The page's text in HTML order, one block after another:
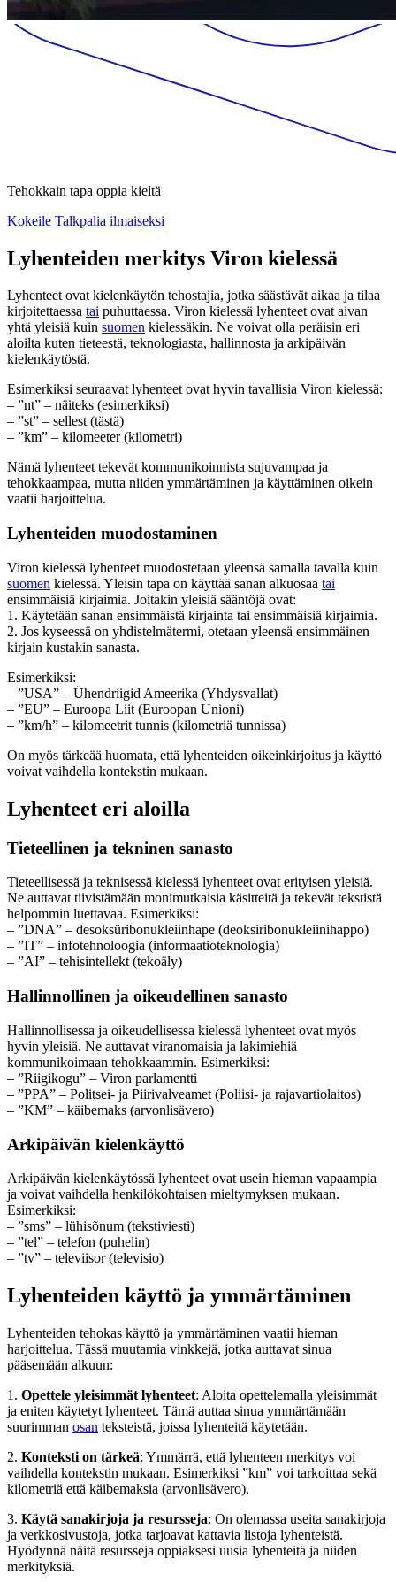
Tehokkain tapa oppia kieltä
Kokeile Talkpalia ilmaiseksi
Lyhenteiden merkitys Viron kielessä
Lyhenteet ovat kielenkäytön tehostajia, jotka säästävät aikaa ja tilaa
kirjoitettaessa tai puhuttaessa. Viron kielessä lyhenteet ovat aivan
yhtä yleisiä kuin suomen kielessäkin. Ne voivat olla peräisin eri
aloilta kuten tieteestä, teknologiasta, hallinnosta ja arkipäivän
kielenkäytöstä.
Esimerkiksi seuraavat lyhenteet ovat hyvin tavallisia Viron kielessä:
– ”nt” – näiteks (esimerkiksi)
– ”st” – sellest (tästä)
– ”km” – kilomeeter (kilometri)
Nämä lyhenteet tekevät kommunikoinnista sujuvampaa ja
tehokkaampaa, mutta niiden ymmärtäminen ja käyttäminen oikein
vaatii harjoittelua.
Lyhenteiden muodostaminen
Viron kielessä lyhenteet muodostetaan yleensä samalla tavalla kuin
suomen kielessä. Yleisin tapa on käyttää sanan alkuosaa tai
ensimmäisiä kirjaimia. Joitakin yleisiä sääntöjä ovat:
1. Käytetään sanan ensimmäistä kirjainta tai ensimmäisiä kirjaimia.
2. Jos kyseessä on yhdistelmätermi, otetaan yleensä ensimmäinen
kirjain kustakin sanasta.
Esimerkiksi:
– ”USA” – Ühendriigid Ameerika (Yhdysvallat)
– ”EU” – Euroopa Liit (Euroopan Unioni)
– ”km/h” – kilomeetrit tunnis (kilometriä tunnissa)
On myös tärkeää huomata, että lyhenteiden oikeinkirjoitus ja käyttö
voivat vaihdella kontekstin mukaan.
Lyhenteet eri aloilla
Tieteellinen ja tekninen sanasto
Tieteellisessä ja teknisessä kielessä lyhenteet ovat erityisen yleisiä.
Ne auttavat tiivistämään monimutkaisia käsitteitä ja tekevät tekstistä
helpommin luettavaa. Esimerkiksi:
– ”DNA” – desoksüribonukleiinhape (deoksiribonukleiinihappo)
– ”IT” – infotehnoloogia (informaatioteknologia)
– ”AI” – tehisintellekt (tekoäly)
Hallinnollinen ja oikeudellinen sanasto
Hallinnollisessa ja oikeudellisessa kielessä lyhenteet ovat myös
hyvin yleisiä. Ne auttavat viranomaisia ja lakimiehiä
kommunikoimaan tehokkaammin. Esimerkiksi:
– ”Riigikogu” – Viron parlamentti
– ”PPA” – Politsei- ja Piirivalveamet (Poliisi- ja rajavartiolaitos)
– ”KM” – käibemaks (arvonlisävero)
Arkipäivän kielenkäyttö
Arkipäivän kielenkäytössä lyhenteet ovat usein hieman vapaampia
ja voivat vaihdella henkilökohtaisen mieltymyksen mukaan.
Esimerkiksi:
– ”sms” – lühisõnum (tekstiviesti)
– ”tel” – telefon (puhelin)
– ”tv” – televiisor (televisio)
Lyhenteiden käyttö ja ymmärtäminen
Lyhenteiden tehokas käyttö ja ymmärtäminen vaatii hieman
harjoittelua. Tässä muutamia vinkkejä, jotka auttavat sinua
pääsemään alkuun:
1. Opettele yleisimmät lyhenteet: Aloita opettelemalla yleisimmät
ja eniten käytetyt lyhenteet. Tämä auttaa sinua ymmärtämään
suurimman osan teksteistä, joissa lyhenteitä käytetään.
2. Konteksti on tärkeä: Ymmärrä, että lyhenteen merkitys voi
vaihdella kontekstin mukaan. Esimerkiksi ”km” voi tarkoittaa sekä
kilometriä että käibemaksia (arvonlisävero).
3. Käytä sanakirjoja ja resursseja: On olemassa useita sanakirjoja
ja verkkosivustoja, jotka tarjoavat kattavia listoja lyhenteistä.
Hyödynnä näitä resursseja oppiaksesi uusia lyhenteitä ja niiden
merkityksiä.